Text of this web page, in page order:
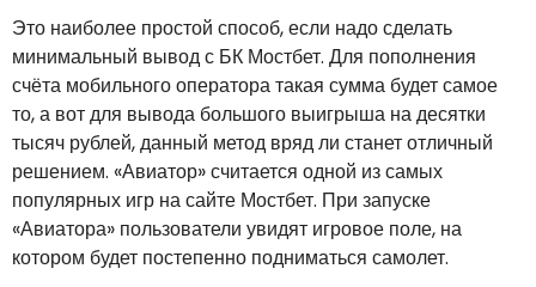
Это наиболее простой способ, если надо сделать
минимальный вывод с БК Мостбет. Для пополнения
счёта мобильного оператора такая сумма будет самое
то, а вот для вывода большого выигрыша на десятки
тысяч рублей, данный метод вряд ли станет отличный
решением. «Авиатор» считается одной из самых
популярных игр на сайте Мостбет. При запуске
«Авиатора» пользователи увидят игровое поле, на
котором будет постепенно подниматься самолет.